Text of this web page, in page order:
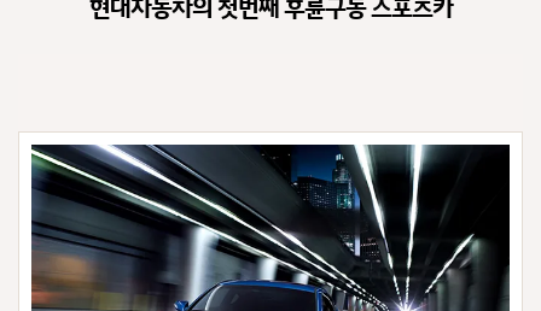
현대자동차의 첫번째 후륜구동 스포츠카